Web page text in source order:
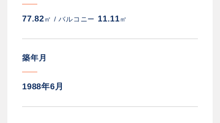
77.82㎡ /バルコニー 11.11㎡
築年月
1988年6月